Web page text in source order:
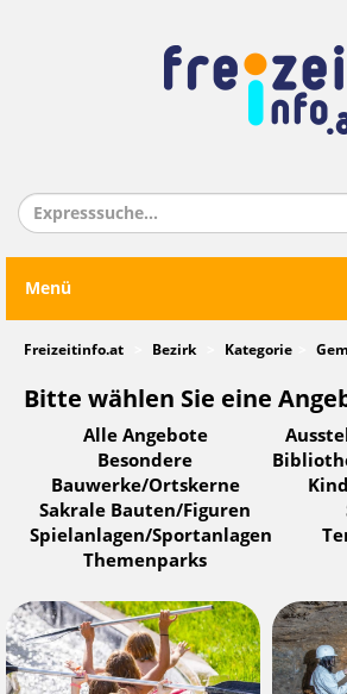
Menü
Freizeitinfo.at Bezirk Kategorie
Bitte wählen Sie eine
Alle Angebote
Besondere
Bauwerke/Ortskerne
Sakrale Bauten/Figuren
Spielanlagen/Sportanlagen
Themenparks